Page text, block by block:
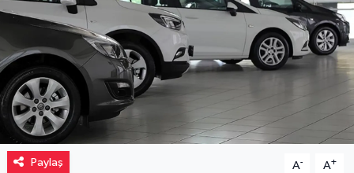
Paylaş A- A+
Piyasa
Resmi İlanlar
Sağlık
Sinemalar